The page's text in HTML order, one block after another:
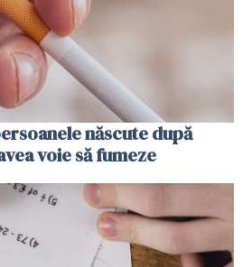
născute după
voie să fumeze